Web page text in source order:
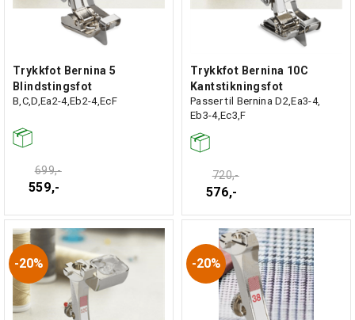
Trykkfot Bernina 5
Blindstingsfot
B,C,D,Ea2-4,Eb2-4,EcF
699,-
559,-
Trykkfot Bernina 10C
Kantstikningsfot
Passer til Bernina D2,Ea3-4,
Eb3-4,Ec3,F
720,-
576,-
20% 20%